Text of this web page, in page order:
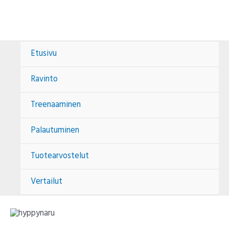
Etusivu
Ravinto
Treenaaminen
Palautuminen
Tuotearvostelut
Vertailut